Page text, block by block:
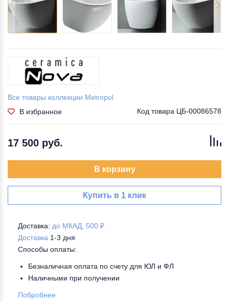
Все товары коллекции Metropol
В избранное
Код товара ЦБ-00086578
17 500 руб.
В корзину
Купить в 1 клик
Доставка: до МКАД, 500 ₽
Доставка 1-3 дня
Способы оплаты:
Безналичная оплата по счету для ЮЛ и ФЛ
Наличными при получении
Побробнее